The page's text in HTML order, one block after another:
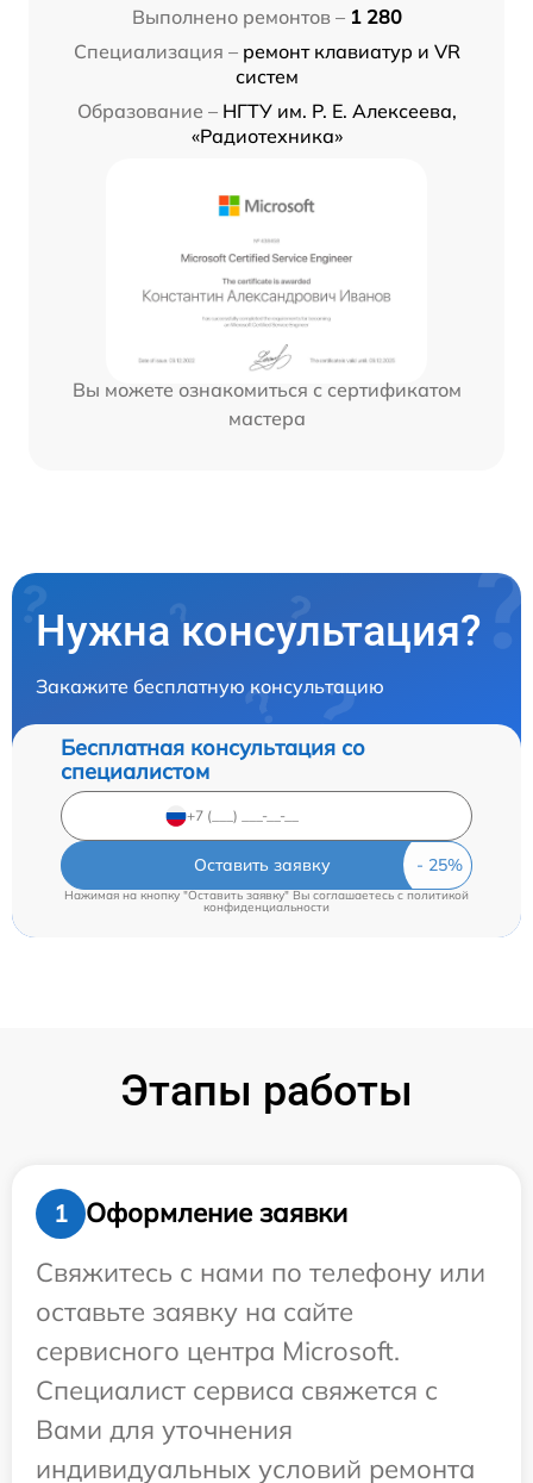
Выполнено ремонтов – 1 280
Специализация – ремонт клавиатур и VR
систем
Образование – НГТУ им. Р. Е. Алексеева,
«Радиотехника»
Вы можете ознакомиться с сертификатом
мастера
Нужна консультация?
Закажите бесплатную консультацию
Бесплатная консультация со
специалистом
Оставить заявку
Нажимая на кнопку "Оставить заявку" Вы соглашаетесь cполитикой
конфиденциальности
Этапы работы
1
Оформление заявки
Свяжитесь с нами по телефону или
оставьте заявку на сайте
сервисного центра Microsoft.
Специалист сервиса свяжется с
Вами для уточнения
индивидуальных условий ремонта